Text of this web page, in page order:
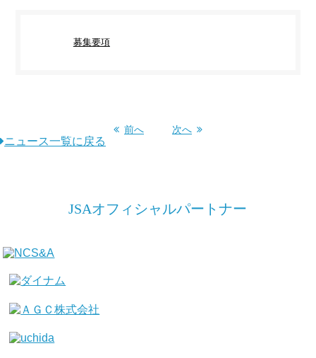
募集要項
前へ 次へ
ニュース一覧に戻る
JSAオフィシャルパートナー